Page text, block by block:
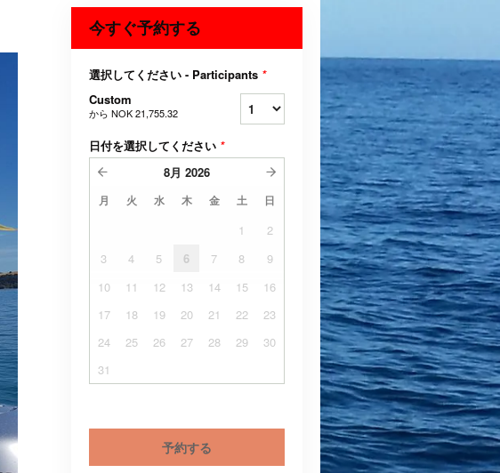
今すぐ予約する
選択してください - Participants *
Custom
から NOK 21,755.32
日付を選択してください *
8月 2026
月 火 水 木 金 土 日
1
2
3
4 5 6 7 8
9
10
11 12 13 14 15
16
17
18 19 20 21 22
23
24
25 26 27 28 29
30
31
予約する